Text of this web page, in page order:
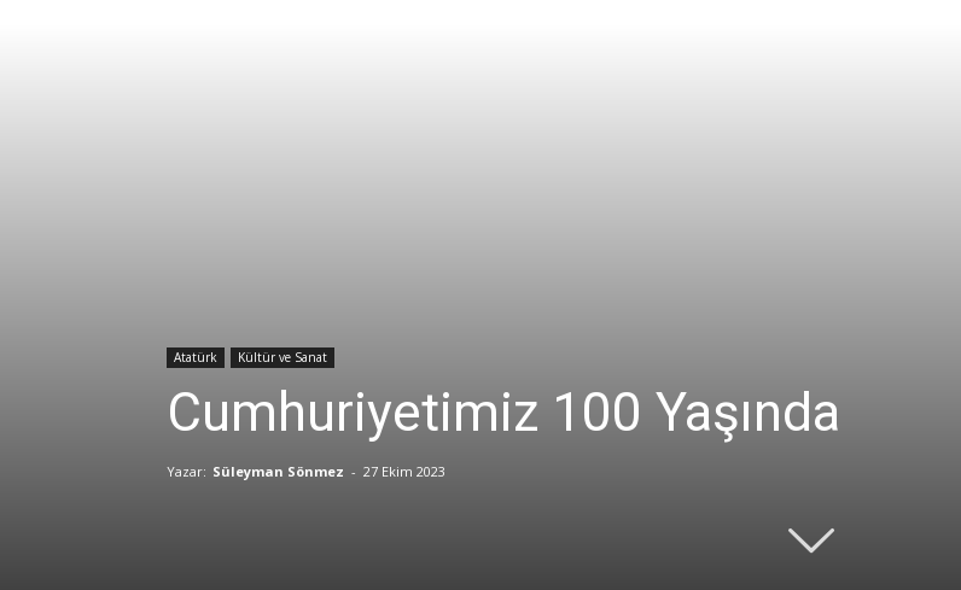
Atatürk Kültür ve Sanat
Cumhuriyetimiz 100 Yaşında
Yazar: Süleyman Sönmez - 27 Ekim 2023